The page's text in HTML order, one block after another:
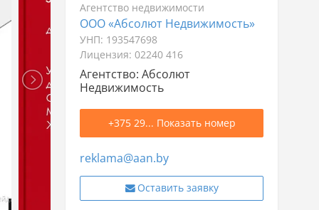
Агентство недвижимости
ООО «Абсолют Недвижимость»
УНП: 193547698
Лицензия: 02240 416
Агентство: Абсолют
Недвижимость
+375 29... Показать номер
reklama@aan.by
Оставить заявку